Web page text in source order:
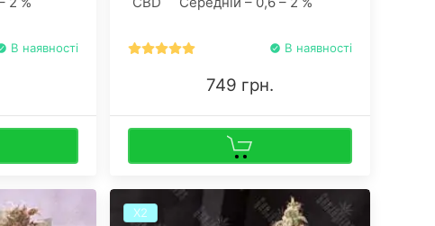
В наявності В наявності
749 грн.
Х2